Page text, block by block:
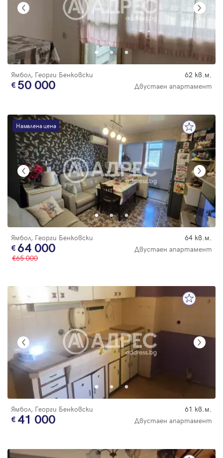
Ямбол, Георги Бенковски 62 кв.м.
50 000 Двустаен апартамент
Намалена цена
Ямбол, Георги Бенковски 64 кв.м.
64 000
Двустаен апартамент
65 000
Ямбол, Георги Бенковски 61 кв.м.
41 000 Двустаен апартамент